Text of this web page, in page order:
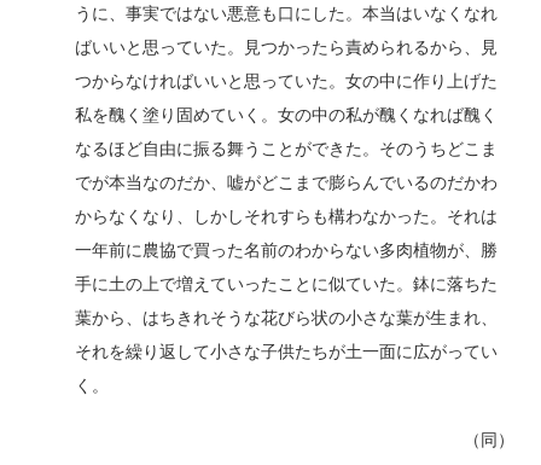
うに、事実ではない悪意も口にした。本当はいなくなれ
ばいいと思っていた。見つかったら責められるから、見
つからなければいいと思っていた。女の中に作り上げた
私を醜く塗り固めていく。女の中の私が醜くなれば醜く
なるほど自由に振る舞うことができた。そのうちどこま
でが本当なのだか、嘘がどこまで膨らんでいるのだかわ
からなくなり、しかしそれすらも構わなかった。それは
一年前に農協で買った名前のわからない多肉植物が、勝
手に土の上で増えていったことに似ていた。鉢に落ちた
葉から、はちきれそうな花びら状の小さな葉が生まれ、
それを繰り返して小さな子供たちが土一面に広がってい
く。
（同）